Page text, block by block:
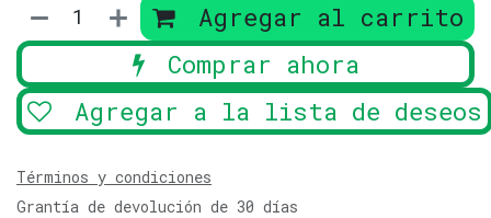
Agregar al carrito
Comprar ahora
Agregar a la lista de deseos
Términos y condiciones
Grantía de devolución de 30 días